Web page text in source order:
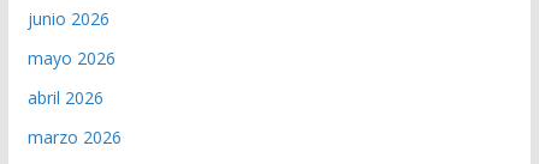
junio 2026
mayo 2026
abril 2026
marzo 2026